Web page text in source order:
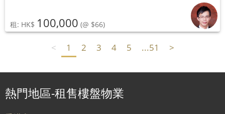
租: HK$ 100,000 (@ $66)
< 1 2 3 4 5 ...51 >
熱門地區-租售樓盤物業